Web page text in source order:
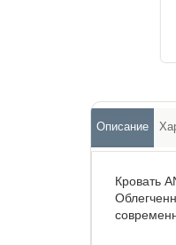
Описание
Кровать